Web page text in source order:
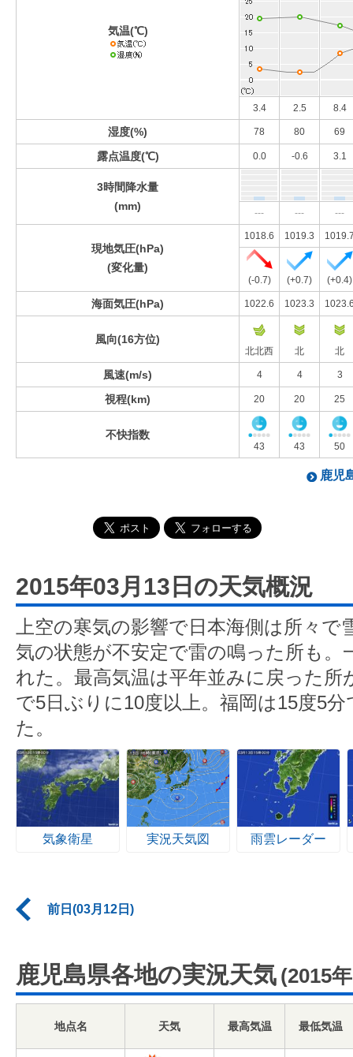
気温(℃)
3.4 2.5 8.4
湿度(%) 78 80 69
露点温度(℃) 0.0 -0.6 3.1
3時間降水量
(mm)
--- --- ---
現地気圧(hPa)
(変化量)
1018.6 1019.3
(-0.7) (+0.7) (+0.4)
海面気圧(hPa) 1022.6 1023.3
風向(16方位)
北北西 北 北
風速(m/s) 4 4 3
視程(km) 20 20 25
不快指数
43 43 50
鹿児
2015年03月13日の天気概況
上空の寒気の影響で日本海側は所々
気の状態が不安定で雷の鳴った所も。
れた。最高気温は平年並みに戻った所
で5日ぶりに10度以上。福岡は15度5
た。
気象衛星 実況天気図 雨雲レーダー
前日(03月12日)
鹿児島県各地の実況天気 (2015
地点名 天気 最高気温 最低気温